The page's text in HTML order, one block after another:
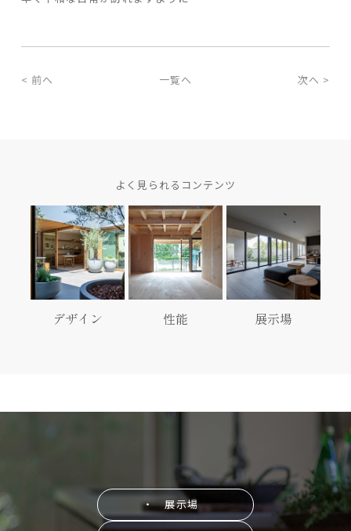
< 前へ 一覧へ 次へ >
よく見られるコンテンツ
デザイン 性能 展示場
・ 展示場